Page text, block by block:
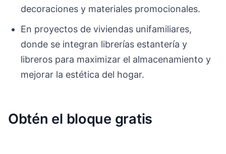
decoraciones y materiales promocionales.
En proyectos de viviendas unifamiliares,
donde se integran librerías estantería y
libreros para maximizar el almacenamiento y
mejorar la estética del hogar.
Obtén el bloque gratis